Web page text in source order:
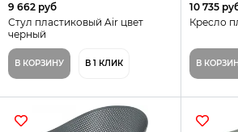
9 662 руб
Стул пластиковый Air цвет
черный
В КОРЗИНУ В 1 КЛИК
10 735
Кресло
В